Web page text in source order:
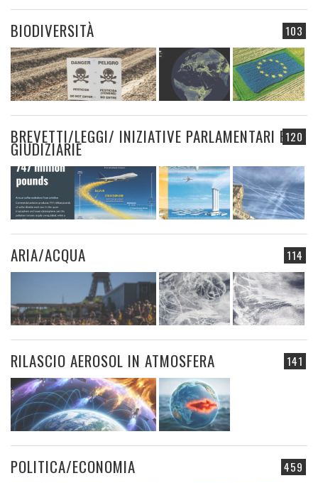
103
BIODIVERSITÀ
120
BREVETTI/LEGGI/ INIZIATIVE PARLAMENTARI E
GIUDIZIARIE
114
ARIA/ACQUA
141
RILASCIO AEROSOL IN ATMOSFERA
459
POLITICA/ECONOMIA